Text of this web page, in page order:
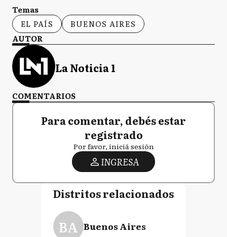
Temas
EL PAÍS
BUENOS AIRES
AUTOR
La Noticia 1
COMENTARIOS
Para comentar, debés estar
registrado
Por favor, iniciá sesión
INGRESA
Distritos relacionados
BA Buenos Aires